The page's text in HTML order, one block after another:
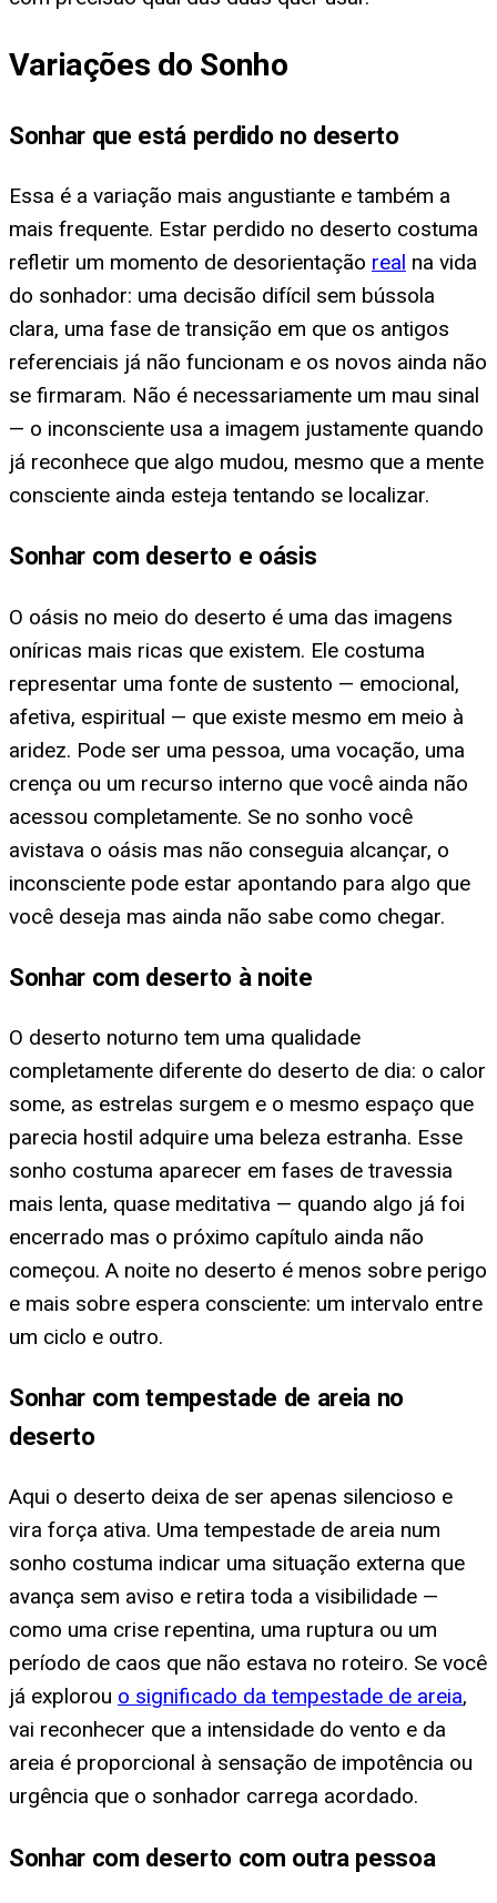
Variações do Sonho
Sonhar que está perdido no deserto
Essa é a variação mais angustiante e também a
mais frequente. Estar perdido no deserto costuma
refletir um momento de desorientação real na vida
do sonhador: uma decisão difícil sem bússola
clara, uma fase de transição em que os antigos
referenciais já não funcionam e os novos ainda não
se firmaram. Não é necessariamente um mau sinal
— o inconsciente usa a imagem justamente quando
já reconhece que algo mudou, mesmo que a mente
consciente ainda esteja tentando se localizar.
Sonhar com deserto e oásis
O oásis no meio do deserto é uma das imagens
oníricas mais ricas que existem. Ele costuma
representar uma fonte de sustento — emocional,
afetiva, espiritual — que existe mesmo em meio à
aridez. Pode ser uma pessoa, uma vocação, uma
crença ou um recurso interno que você ainda não
acessou completamente. Se no sonho você
avistava o oásis mas não conseguia alcançar, o
inconsciente pode estar apontando para algo que
você deseja mas ainda não sabe como chegar.
Sonhar com deserto à noite
O deserto noturno tem uma qualidade
completamente diferente do deserto de dia: o calor
some, as estrelas surgem e o mesmo espaço que
parecia hostil adquire uma beleza estranha. Esse
sonho costuma aparecer em fases de travessia
mais lenta, quase meditativa — quando algo já foi
encerrado mas o próximo capítulo ainda não
começou. A noite no deserto é menos sobre perigo
e mais sobre espera consciente: um intervalo entre
um ciclo e outro.
Sonhar com tempestade de areia no
deserto
Aqui o deserto deixa de ser apenas silencioso e
vira força ativa. Uma tempestade de areia num
sonho costuma indicar uma situação externa que
avança sem aviso e retira toda a visibilidade —
como uma crise repentina, uma ruptura ou um
período de caos que não estava no roteiro. Se você
já explorou o significado da tempestade de areia,
vai reconhecer que a intensidade do vento e da
areia é proporcional à sensação de impotência ou
urgência que o sonhador carrega acordado.
Sonhar com deserto com outra pessoa